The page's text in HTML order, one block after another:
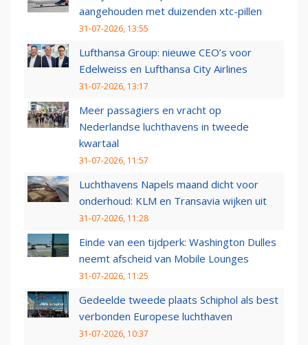
aangehouden met duizenden xtc-pillen
31-07-2026, 13:55
Lufthansa Group: nieuwe CEO’s voor
Edelweiss en Lufthansa City Airlines
31-07-2026, 13:17
Meer passagiers en vracht op
Nederlandse luchthavens in tweede
kwartaal
31-07-2026, 11:57
Luchthavens Napels maand dicht voor
onderhoud: KLM en Transavia wijken uit
31-07-2026, 11:28
Einde van een tijdperk: Washington Dulles
neemt afscheid van Mobile Lounges
31-07-2026, 11:25
Gedeelde tweede plaats Schiphol als best
verbonden Europese luchthaven
31-07-2026, 10:37